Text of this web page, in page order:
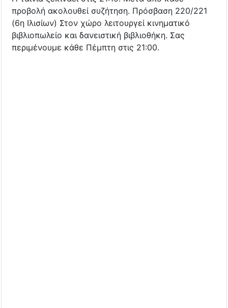
προβολή ακολουθεί συζήτηση. Πρόσβαση 220/221
(6η Ιλισίων) Στον χώρο λειτουργεί κινηματικό
βιβλιοπωλείο και δανειστική βιβλιοθήκη. Σας
περιμένουμε κάθε Πέμπτη στις 21:00.